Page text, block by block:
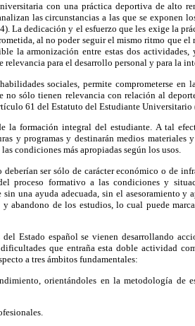
con una práctica deportiva de alto
las circunstancias a las que se exponen
La dedicación y el esfuerzo que les exige la
al no poder seguir el mismo ritmo que
la armonización entre estas dos
para el desarrollo personal y para la
sociales, permite comprometerse en
no sólo tienen relevancia con relación al
61 del Estatuto del Estudiante
formación integral del estudiante. A tal
y programas y destinarán medios materiales
condiciones más apropiadas según los usos.
ser sólo de carácter económico o de
proceso formativo a las condiciones y
una ayuda adecuada, sin el asesoramiento y
y abandono de los estudios, lo cual puede
Estado español se vienen desarrollando
que entraña esta doble actividad
a tres ámbitos fundamentales:
orientándoles en la metodología de